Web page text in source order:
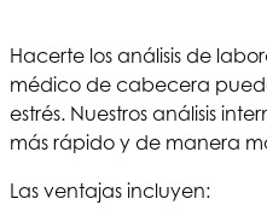
Hacerte los análisis de
médico de cabecera
estrés. Nuestros análisis
más rápido y de manera
Las ventajas incluyen: